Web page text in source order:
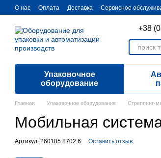
Перейти к основному контенту
О нас Оплата Доставка Cервисное
+38
Упаковочное
оборудование
Главная Упаковочное оборудование Стреппинг-
Мобильная
Артикул: 260105.8702.6 Оставить отзыв